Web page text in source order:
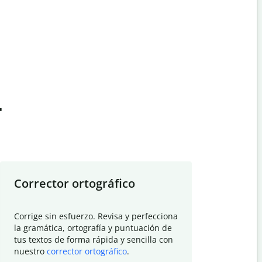
Corrector ortográfico
Corrige sin esfuerzo. Revisa y perfecciona
la gramática, ortografía y puntuación de
tus textos de forma rápida y sencilla con
nuestro corrector ortográfico.